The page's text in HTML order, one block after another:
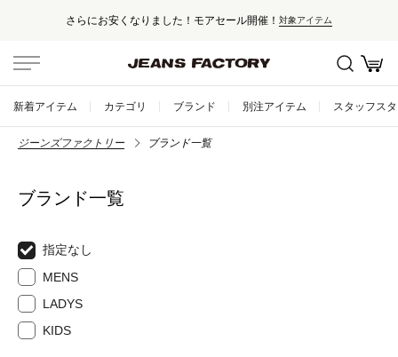
さらにお安くなりました！モアセール開催！ 対象アイテム
新着アイテム カテゴリ ブランド 別注アイテム スタッフス
ジーンズファクトリー ブランド一覧
ブランド一覧
指定なし
MENS
LADYS
KIDS